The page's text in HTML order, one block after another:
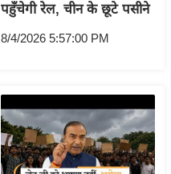
पहुँचेगी रेल, चीन के छूटे पसीने
8/4/2026 5:57:00 PM